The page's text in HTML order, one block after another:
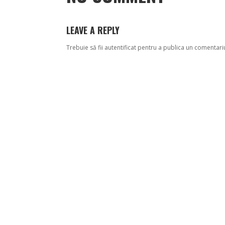
LEAVE A REPLY
Trebuie să fii autentificat pentru a publica un